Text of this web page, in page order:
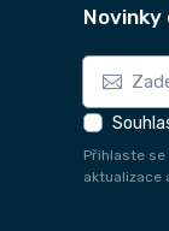
Novinky
Přihlaste
aktualizace